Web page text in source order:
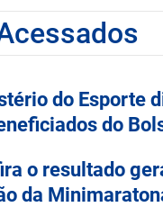
do Esporte
do
o resultado
da